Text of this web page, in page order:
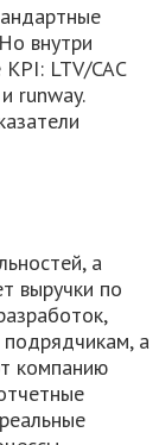
внутри
LTV/CAC
runway.
а
выручки по
а
компанию